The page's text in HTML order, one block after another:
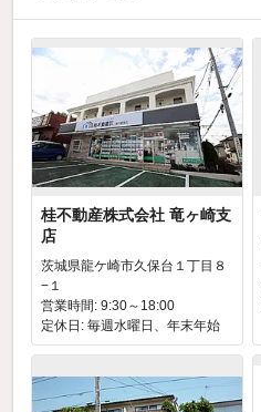
桂不動産株式会社 竜ヶ崎支
店
茨城県龍ケ崎市久保台１丁目８
−１
営業時間: 9:30～18:00
定休日: 毎週水曜日、年末年始